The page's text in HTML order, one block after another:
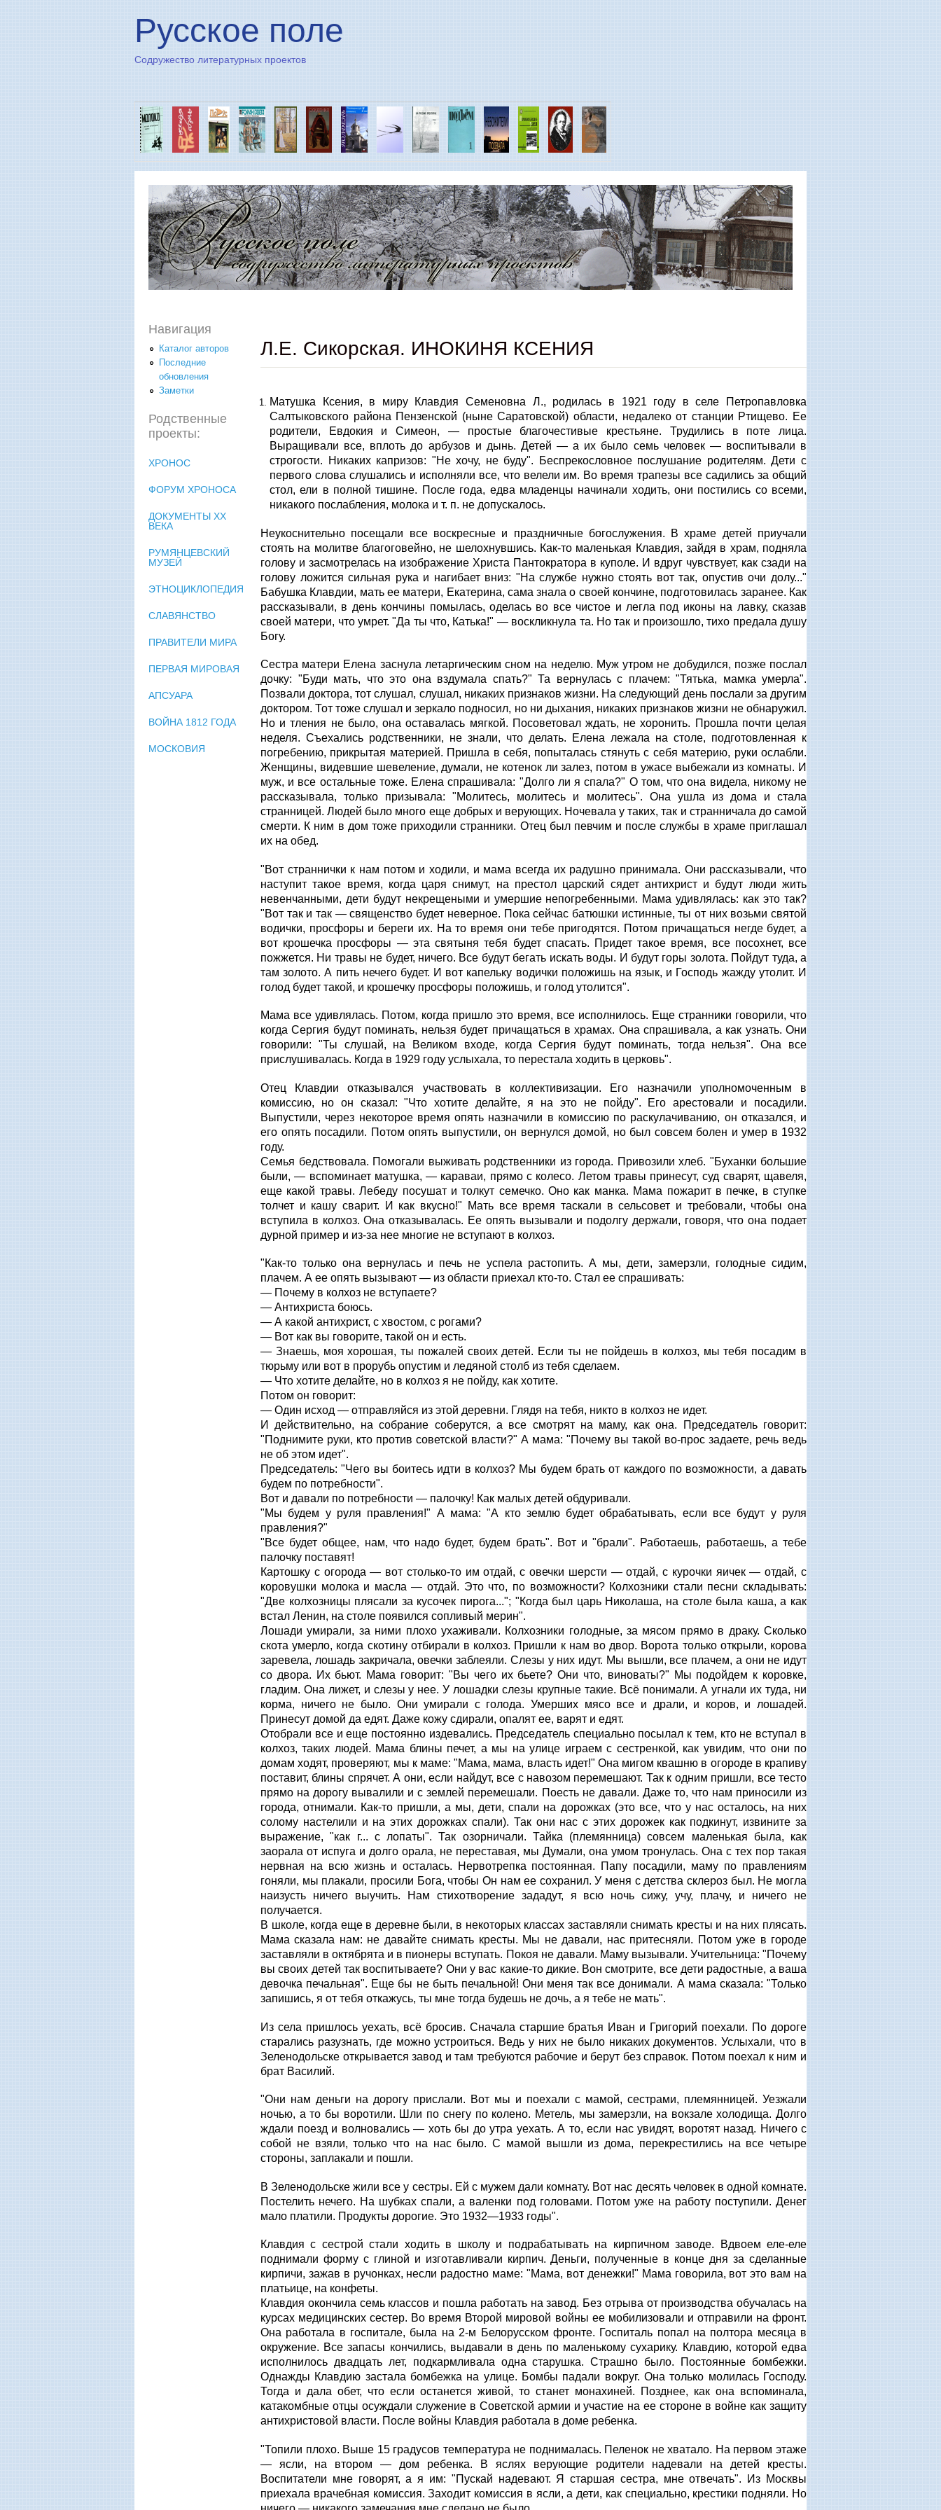
Русское поле
Содружество литературных проектов
Л.Е. Сикорская. ИНОКИНЯ КСЕНИЯ
Матушка Ксения, в миру Клавдия Семеновна Л., родилась в 1921 году в селе Петропавловка
Салтыковского района Пензенской (ныне Саратовской) области, недалеко от станции Ртищево. Ее
родители, Евдокия и Симеон, — простые благочестивые крестьяне. Трудились в поте лица.
Выращивали все, вплоть до арбузов и дынь. Детей — а их было семь человек — воспитывали в
строгости. Никаких капризов: "Не хочу, не буду". Беспрекословное послушание родителям. Дети с
первого слова слушались и исполняли все, что велели им. Во время трапезы все садились за общий
стол, ели в полной тишине. После года, едва младенцы начинали ходить, они постились со всеми,
никакого послабления, молока и т. п. не допускалось.
Неукоснительно посещали все воскресные и праздничные богослужения. В храме детей приучали
стоять на молитве благоговейно, не шелохнувшись. Как-то маленькая Клавдия, зайдя в храм, подняла
голову и засмотрелась на изображение Христа Пантократора в куполе. И вдруг чувствует, как сзади на
голову ложится сильная рука и нагибает вниз: "На службе нужно стоять вот так, опустив очи долу..."
Бабушка Клавдии, мать ее матери, Екатерина, сама знала о своей кончине, подготовилась заранее. Как
рассказывали, в день кончины помылась, оделась во все чистое и легла под иконы на лавку, сказав
своей матери, что умрет. "Да ты что, Катька!" — воскликнула та. Но так и произошло, тихо предала душу
Богу.
Сестра матери Елена заснула летаргическим сном на неделю. Муж утром не добудился, позже послал
дочку: "Буди мать, что это она вздумала спать?" Та вернулась с плачем: "Тятька, мамка умерла".
Позвали доктора, тот слушал, слушал, никаких признаков жизни. На следующий день послали за другим
доктором. Тот тоже слушал и зеркало подносил, но ни дыхания, никаких признаков жизни не обнаружил.
Но и тления не было, она оставалась мягкой. Посоветовал ждать, не хоронить. Прошла почти целая
неделя. Съехались родственники, не знали, что делать. Елена лежала на столе, подготовленная к
погребению, прикрытая материей. Пришла в себя, попыталась стянуть с себя материю, руки ослабли.
Женщины, видевшие шевеление, думали, не котенок ли залез, потом в ужасе выбежали из комнаты. И
муж, и все остальные тоже. Елена спрашивала: "Долго ли я спала?" О том, что она видела, никому не
рассказывала, только призывала: "Молитесь, молитесь и молитесь". Она ушла из дома и стала
странницей. Людей было много еще добрых и верующих. Ночевала у таких, так и странничала до самой
смерти. К ним в дом тоже приходили странники. Отец был певчим и после службы в храме приглашал
их на обед.
"Вот страннички к нам потом и ходили, и мама всегда их радушно принимала. Они рассказывали, что
наступит такое время, когда царя снимут, на престол царский сядет антихрист и будут люди жить
невенчанными, дети будут некрещеными и умершие непогребенными. Мама удивлялась: как это так?
"Вот так и так — священство будет неверное. Пока сейчас батюшки истинные, ты от них возьми святой
водички, просфоры и береги их. На то время они тебе пригодятся. Потом причащаться негде будет, а
вот крошечка просфоры — эта святыня тебя будет спасать. Придет такое время, все посохнет, все
пожжется. Ни травы не будет, ничего. Все будут бегать искать воды. И будут горы золота. Пойдут туда, а
там золото. А пить нечего будет. И вот капельку водички положишь на язык, и Господь жажду утолит. И
голод будет такой, и крошечку просфоры положишь, и голод утолится".
Мама все удивлялась. Потом, когда пришло это время, все исполнилось. Еще странники говорили, что
когда Сергия будут поминать, нельзя будет причащаться в храмах. Она спрашивала, а как узнать. Они
говорили: "Ты слушай, на Великом входе, когда Сергия будут поминать, тогда нельзя". Она все
прислушивалась. Когда в 1929 году услыхала, то перестала ходить в церковь".
Отец Клавдии отказывался участвовать в коллективизации. Его назначили уполномоченным в
комиссию, но он сказал: "Что хотите делайте, я на это не пойду". Его арестовали и посадили.
Выпустили, через некоторое время опять назначили в комиссию по раскулачиванию, он отказался, и
его опять посадили. Потом опять выпустили, он вернулся домой, но был совсем болен и умер в 1932
году.
Семья бедствовала. Помогали выживать родственники из города. Привозили хлеб. "Буханки большие
были, — вспоминает матушка, — караваи, прямо с колесо. Летом травы принесут, суд сварят, щавеля,
еще какой травы. Лебеду посушат и толкут семечко. Оно как манка. Мама пожарит в печке, в ступке
толчет и кашу сварит. И как вкусно!" Мать все время таскали в сельсовет и требовали, чтобы она
вступила в колхоз. Она отказывалась. Ее опять вызывали и подолгу держали, говоря, что она подает
дурной пример и из-за нее многие не вступают в колхоз.
"Как-то только она вернулась и печь не успела растопить. А мы, дети, замерзли, голодные сидим,
плачем. А ее опять вызывают — из области приехал кто-то. Стал ее спрашивать:
— Почему в колхоз не вступаете?
— Антихриста боюсь.
— А какой антихрист, с хвостом, с рогами?
— Вот как вы говорите, такой он и есть.
— Знаешь, моя хорошая, ты пожалей своих детей. Если ты не пойдешь в колхоз, мы тебя посадим в
тюрьму или вот в прорубь опустим и ледяной столб из тебя сделаем.
— Что хотите делайте, но в колхоз я не пойду, как хотите.
Потом он говорит:
— Один исход — отправляйся из этой деревни. Глядя на тебя, никто в колхоз не идет.
И действительно, на собрание соберутся, а все смотрят на маму, как она. Председатель говорит:
"Поднимите руки, кто против советской власти?" А мама: "Почему вы такой во-прос задаете, речь ведь
не об этом идет".
Председатель: "Чего вы боитесь идти в колхоз? Мы будем брать от каждого по возможности, а давать
будем по потребности".
Вот и давали по потребности — палочку! Как малых детей обдуривали.
"Мы будем у руля правления!" А мама: "А кто землю будет обрабатывать, если все будут у руля
правления?"
"Все будет общее, нам, что надо будет, будем брать". Вот и "брали". Работаешь, работаешь, а тебе
палочку поставят!
Картошку с огорода — вот столько-то им отдай, с овечки шерсти — отдай, с курочки яичек — отдай, с
коровушки молока и масла — отдай. Это что, по возможности? Колхозники стали песни складывать:
"Две колхозницы плясали за кусочек пирога..."; "Когда был царь Николаша, на столе была каша, а как
встал Ленин, на столе появился сопливый мерин".
Лошади умирали, за ними плохо ухаживали. Колхозники голодные, за мясом прямо в драку. Сколько
скота умерло, когда скотину отбирали в колхоз. Пришли к нам во двор. Ворота только открыли, корова
заревела, лошадь закричала, овечки заблеяли. Слезы у них идут. Мы вышли, все плачем, а они не идут
со двора. Их бьют. Мама говорит: "Вы чего их бьете? Они что, виноваты?" Мы подойдем к коровке,
гладим. Она лижет, и слезы у нее. У лошадки слезы крупные такие. Всё понимали. А угнали их туда, ни
корма, ничего не было. Они умирали с голода. Умерших мясо все и драли, и коров, и лошадей.
Принесут домой да едят. Даже кожу сдирали, опалят ее, варят и едят.
Отобрали все и еще постоянно издевались. Председатель специально посылал к тем, кто не вступал в
колхоз, таких людей. Мама блины печет, а мы на улице играем с сестренкой, как увидим, что они по
домам ходят, проверяют, мы к маме: "Мама, мама, власть идет!" Она мигом квашню в огороде в крапиву
поставит, блины спрячет. А они, если найдут, все с навозом перемешают. Так к одним пришли, все тесто
прямо на дорогу вывалили и с землей перемешали. Поесть не давали. Даже то, что нам приносили из
города, отнимали. Как-то пришли, а мы, дети, спали на дорожках (это все, что у нас осталось, на них
солому настелили и на этих дорожках спали). Так они нас с этих дорожек как подкинут, извините за
выражение, "как г... с лопаты". Так озорничали. Тайка (племянница) совсем маленькая была, как
заорала от испуга и долго орала, не переставая, мы Думали, она умом тронулась. Она с тех пор такая
нервная на всю жизнь и осталась. Нервотрепка постоянная. Папу посадили, маму по правлениям
гоняли, мы плакали, просили Бога, чтобы Он нам ее сохранил. У меня с детства склероз был. Не могла
наизусть ничего выучить. Нам стихотворение зададут, я всю ночь сижу, учу, плачу, и ничего не
получается.
В школе, когда еще в деревне были, в некоторых классах заставляли снимать кресты и на них плясать.
Мама сказала нам: не давайте снимать кресты. Мы не давали, нас притесняли. Потом уже в городе
заставляли в октябрята и в пионеры вступать. Покоя не давали. Маму вызывали. Учительница: "Почему
вы своих детей так воспитываете? Они у вас какие-то дикие. Вон смотрите, все дети радостные, а ваша
девочка печальная". Еще бы не быть печальной! Они меня так все донимали. А мама сказала: "Только
запишись, я от тебя откажусь, ты мне тогда будешь не дочь, а я тебе не мать".
Из села пришлось уехать, всё бросив. Сначала старшие братья Иван и Григорий поехали. По дороге
старались разузнать, где можно устроиться. Ведь у них не было никаких документов. Услыхали, что в
Зеленодольске открывается завод и там требуются рабочие и берут без справок. Потом поехал к ним и
брат Василий.
"Они нам деньги на дорогу прислали. Вот мы и поехали с мамой, сестрами, племянницей. Уезжали
ночью, а то бы воротили. Шли по снегу по колено. Метель, мы замерзли, на вокзале холодища. Долго
ждали поезд и волновались — хоть бы до утра уехать. А то, если нас увидят, воротят назад. Ничего с
собой не взяли, только что на нас было. С мамой вышли из дома, перекрестились на все четыре
стороны, заплакали и пошли.
В Зеленодольске жили все у сестры. Ей с мужем дали комнату. Вот нас десять человек в одной комнате.
Постелить нечего. На шубках спали, а валенки под головами. Потом уже на работу поступили. Денег
мало платили. Продукты дорогие. Это 1932—1933 годы".
Клавдия с сестрой стали ходить в школу и подрабатывать на кирпичном заводе. Вдвоем еле-еле
поднимали форму с глиной и изготавливали кирпич. Деньги, полученные в конце дня за сделанные
кирпичи, зажав в ручонках, несли радостно маме: "Мама, вот денежки!" Мама говорила, вот это вам на
платьице, на конфеты.
Клавдия окончила семь классов и пошла работать на завод. Без отрыва от производства обучалась на
курсах медицинских сестер. Во время Второй мировой войны ее мобилизовали и отправили на фронт.
Она работала в госпитале, была на 2-м Белорусском фронте. Госпиталь попал на полтора месяца в
окружение. Все запасы кончились, выдавали в день по маленькому сухарику. Клавдию, которой едва
исполнилось двадцать лет, подкармливала одна старушка. Страшно было. Постоянные бомбежки.
Однажды Клавдию застала бомбежка на улице. Бомбы падали вокруг. Она только молилась Господу.
Тогда и дала обет, что если останется живой, то станет монахиней. Позднее, как она вспоминала,
катакомбные отцы осуждали служение в Советской армии и участие на ее стороне в войне как защиту
антихристовой власти. После войны Клавдия работала в доме ребенка.
"Топили плохо. Выше 15 градусов температура не поднималась. Пеленок не хватало. На первом этаже
— ясли, на втором — дом ребенка. В яслях верующие родители надевали на детей кресты.
Воспитатели мне говорят, а я им: "Пускай надевают. Я старшая сестра, мне отвечать". Из Москвы
приехала врачебная комиссия. Заходит комиссия в ясли, а дети, как специально, крестики подняли. Но
Навигация
Каталог авторов
Последние
обновления
Заметки
Родственные
проекты:
ХРОНОС
ФОРУМ ХРОНОСА
ДОКУМЕНТЫ XX
ВЕКА
РУМЯНЦЕВСКИЙ
МУЗЕЙ
ЭТНОЦИКЛОПЕДИЯ
СЛАВЯНСТВО
ПРАВИТЕЛИ МИРА
ПЕРВАЯ МИРОВАЯ
АПСУАРА
ВОЙНА 1812 ГОДА
МОСКОВИЯ